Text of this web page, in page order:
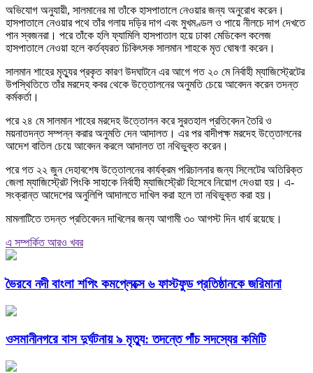
অভিযোগ অনুযায়ী, সালমানের মা তাঁকে হাসপাতালে নেওয়ার জন্য অনুরোধ করেন।
হাসপাতালে নেওয়ার পথে তাঁর গলায় দড়ির দাগ এবং মুখমণ্ডল ও পায়ে নীলচে দাগ দেখতে
পান স্বজনরা। পরে তাঁকে হলি ফ্যামিলি হাসপাতাল হয়ে ঢাকা মেডিকেল কলেজ
হাসপাতালে নেওয়া হলে কর্তব্যরত চিকিৎসক সালমান শাহকে মৃত ঘোষণা করেন।
সালমান শাহের মৃত্যুর প্রকৃত কারণ উদঘাটনে এর আগে গত ২০ মে নির্বাহী ম্যাজিস্ট্রেটের
উপস্থিতিতে তাঁর মরদেহ কবর থেকে উত্তোলনের অনুমতি চেয়ে আবেদন করেন তদন্ত
কর্মকর্তা।
পরে ২৪ মে সালমান শাহের মরদেহ উত্তোলন করে সুরতহাল প্রতিবেদন তৈরি ও
ময়নাতদন্ত সম্পন্ন করার অনুমতি দেন আদালত। এর পর বাদীপক্ষ মরদেহ উত্তোলনের
আদেশ বাতিল চেয়ে আবেদন করলে আদালত তা নথিভুক্ত করেন।
পরে গত ২২ জুন দেহাবশেষ উত্তোলনের কার্যক্রম পরিচালনার জন্য সিলেটের অতিরিক্ত
জেলা ম্যাজিস্ট্রেট পিংকি সাহাকে নির্বাহী ম্যাজিস্ট্রেট হিসেবে নিয়োগ দেওয়া হয়। এ-
সংক্রান্ত আদেশের অনুলিপি আদালতে দাখিল করা হলে তা নথিভুক্ত করা হয়।
মামলাটিতে তদন্ত প্রতিবেদন দাখিলের জন্য আগামী ৩০ আগস্ট দিন ধার্য রয়েছে।
এ সম্পর্কিত আরও খবর
ভৈরবে নদী বাংলা শপিং কমপ্লেক্সে ৬ ফাস্টফুড প্রতিষ্ঠানকে জরিমানা
ওসমানীনগরে বাস দুর্ঘটনায় ৯ মৃত্যু: তদন্তে পাঁচ সদস্যের কমিটি